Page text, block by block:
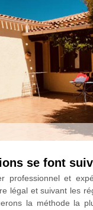
se font
professionnel et
légal et suivant les
la méthode la